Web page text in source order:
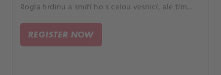
Rogla hrdinu a smíří ho s celou vesnicí, ale tím
REGISTER NOW